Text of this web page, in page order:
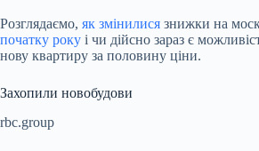
Розглядаємо, як змінилися знижки на
початку року і чи дійсно зараз є
нову квартиру за половину ціни.
Захопили новобудови
rbc.group